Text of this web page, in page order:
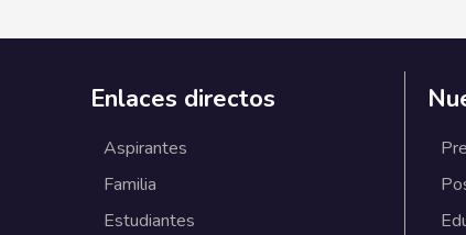
Enlaces directos
Aspirantes
Familia
Estudiantes